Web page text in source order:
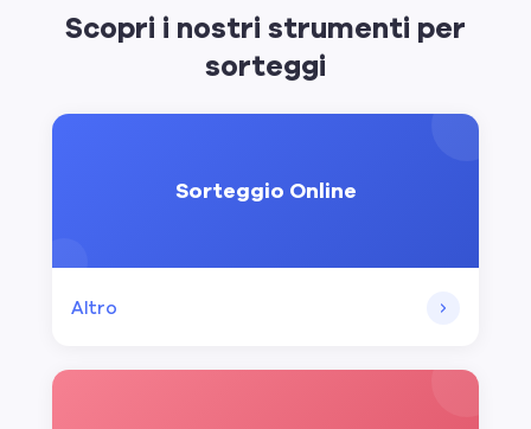
Scopri i nostri strumenti per
sorteggi
Sorteggio Online
Altro